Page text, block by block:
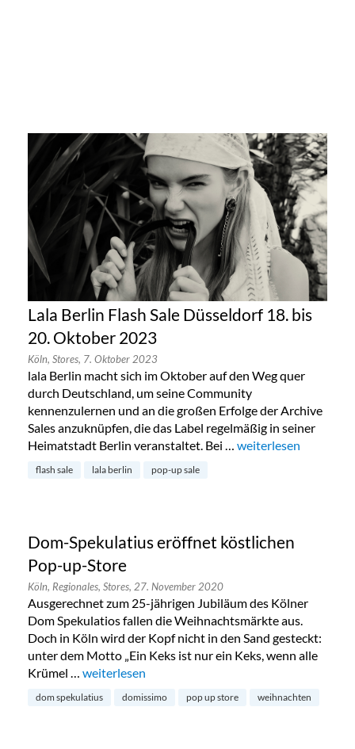
Lala Berlin Flash Sale Düsseldorf 18. bis
20. Oktober 2023
Köln, Stores, 7. Oktober 2023
lala Berlin macht sich im Oktober auf den Weg quer
durch Deutschland, um seine Community
kennenzulernen und an die großen Erfolge der Archive
Sales anzuknüpfen, die das Label regelmäßig in seiner
Heimatstadt Berlin veranstaltet. Bei … „Lala Berlin Flash
weiterlesen
flash sale lala berlin pop-up sale
Dom-Spekulatius eröffnet köstlichen
Pop-up-Store
Köln, Regionales, Stores, 27. November 2020
Ausgerechnet zum 25-jährigen Jubiläum des Kölner
Dom Spekulatios fallen die Weihnachtsmärkte aus.
Doch in Köln wird der Kopf nicht in den Sand gesteckt:
unter dem Motto „Ein Keks ist nur ein Keks, wenn alle
Krümel … „Dom-Spekulatius eröffnet köstlichen Pop-up-
weiterlesen
dom spekulatius domissimo pop up store weihnachten